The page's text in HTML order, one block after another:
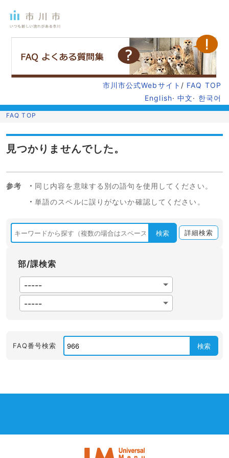
市川市公式Webサイト / FAQ TOP
English·中文· 한국어
FAQ TOP
見つかりませんでした。
参考
同じ内容を意味する別の語句を使用してください。
単語のスペルに誤りがないか確認してください。
検索 詳細検索
部/課検索
FAQ番号検索 検索